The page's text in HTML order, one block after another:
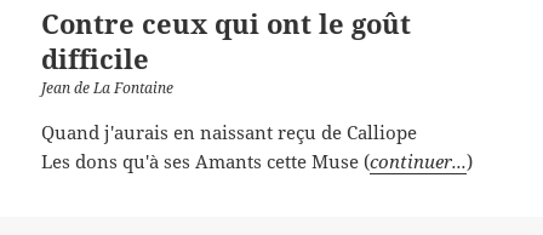
Contre ceux qui ont le goût
difficile
Jean de La Fontaine
Quand j'aurais en naissant reçu de Calliope
Les dons qu'à ses Amants cette Muse (continuer...)